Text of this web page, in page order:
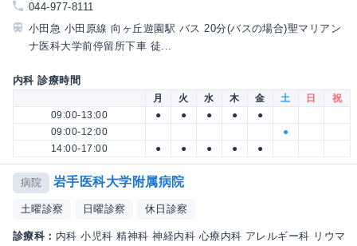
044-977-8111
小田急 小田原線 向ヶ丘遊園駅 バス 20分(バスの場合)聖マリアン
ナ医科大学前停留所下車 徒...
内科 診療時間
月 火 水 木 金 土 日
祝
09:00-13:00
● ● ● ●
●
09:00-12:00
●
14:00-17:00
● ● ● ● ●
病院 岩手医科大学附属病院
土曜診察 日曜診察 休日診察
診療科： 内科 小児科 精神科 神経内科 心療内科 アレルギー科 リウマ